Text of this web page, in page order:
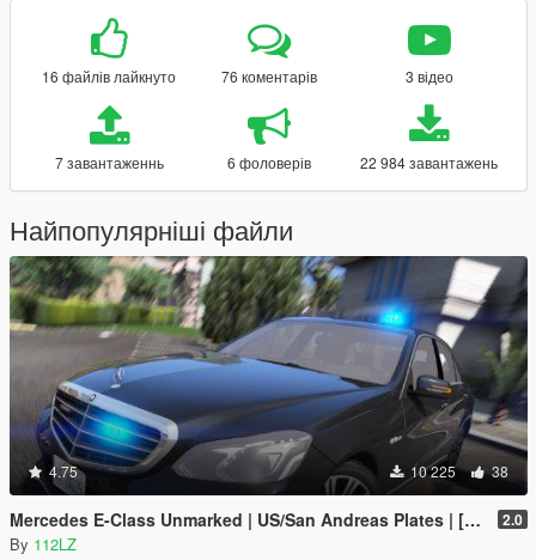
16 файлів лайкнуто 76 коментарів 3 відео
7 завантаженнь 6 фоловерів 22 984 завантажень
Найпопулярніші файли
4.75 10 225 38
Mercedes E-Class Unmarked | US/San Andreas Plates | [ELS] 2.0
By 112LZ